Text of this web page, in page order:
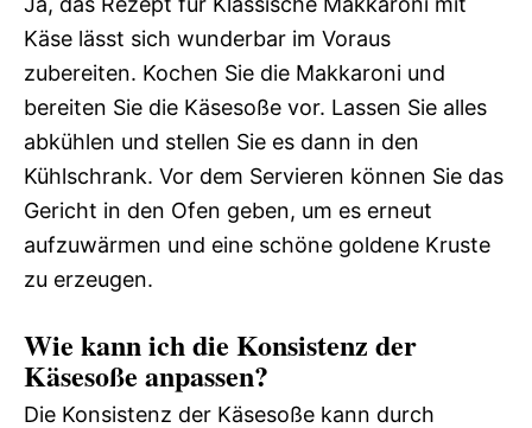
Käse lässt sich wunderbar im Voraus
zubereiten. Kochen Sie die Makkaroni und
bereiten Sie die Käsesoße vor. Lassen Sie alles
abkühlen und stellen Sie es dann in den
Kühlschrank. Vor dem Servieren können Sie das
Gericht in den Ofen geben, um es erneut
aufzuwärmen und eine schöne goldene Kruste
zu erzeugen.
Wie kann ich die Konsistenz der
Käsesoße anpassen?
Die Konsistenz der Käsesoße kann durch